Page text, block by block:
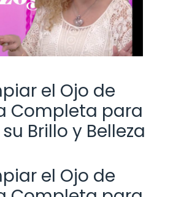
el Ojo de
Completa para
Brillo y Belleza
el Ojo de